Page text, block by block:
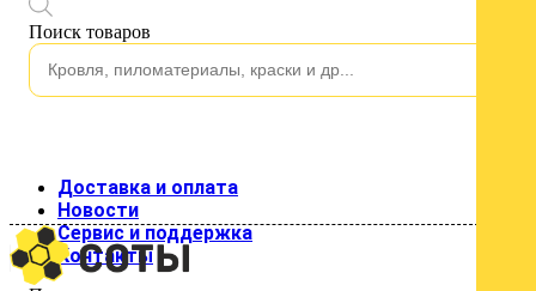
Поиск товаров
Водосток
Изоляция
Строительные пленки
Кровельные материалы
Металлочерепица
Профнастил для кровли
Профнастил стеновой
Доставка и оплата
Новости
Сервис и поддержка
Контакты